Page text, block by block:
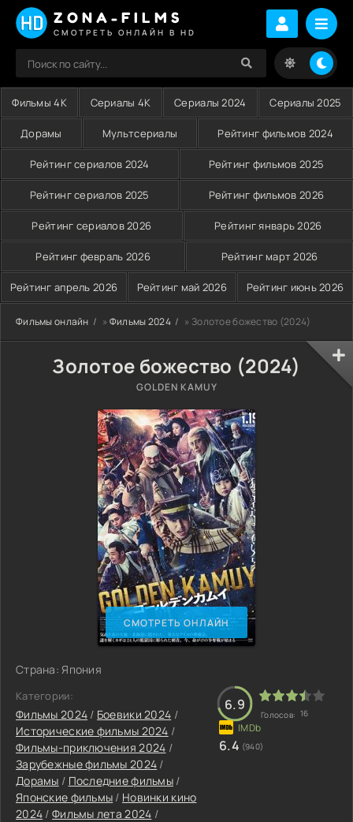
ZONA-FILMS
СМОТРЕТЬ ОНЛАЙН В HD
Фильмы 4K Сериалы 4K Сериалы 2024 Сериалы 2025
Дорамы Мультсериалы Рейтинг фильмов 2024
Рейтинг сериалов 2024 Рейтинг фильмов 2025
Рейтинг сериалов 2025 Рейтинг фильмов 2026
Рейтинг сериалов 2026 Рейтинг январь 2026
Рейтинг февраль 2026 Рейтинг март 2026
Рейтинг апрель 2026 Рейтинг май 2026 Рейтинг июнь 2026
Фильмы онлайн » Фильмы 2024 » Золотое божество (2024)
Золотое божество (2024)
GOLDEN KAMUY
СМОТРЕТЬ ОНЛАЙН
Страна: Япония
Категории:
Фильмы 2024 / Боевики 2024 /
Исторические фильмы 2024 /
Фильмы-приключения 2024 /
Зарубежные фильмы 2024 /
Дорамы / Последние фильмы /
Японские фильмы / Новинки кино
2024 / Фильмы лета 2024 /
6.9
Голосов: 16
6.4 (940)